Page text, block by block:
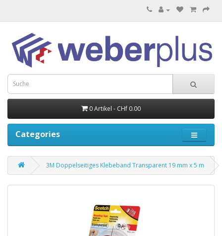
0 Artikel - CHf 0.00
Categories
3M Doppelseitiges Klebeband Transparent 19 mm x 5 m